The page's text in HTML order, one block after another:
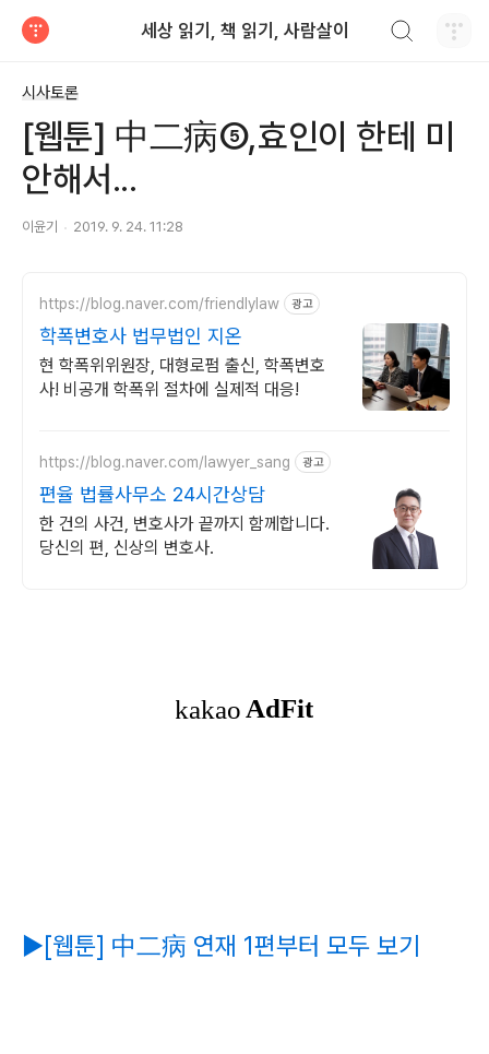
세상 읽기, 책 읽기, 사람살이
시사토론
[웹툰] 中二病⑤,효인이 한테 미
안해서...
이윤기 2019. 9. 24. 11:28
https://blog.naver.com/friendlylaw 광고
학폭변호사 법무법인 지온
현 학폭위위원장, 대형로펌 출신, 학폭변호
사! 비공개 학폭위 절차에 실제적 대응!
https://blog.naver.com/lawyer_sang 광고
편율 법률사무소 24시간상담
한 건의 사건, 변호사가 끝까지 함께합니다.
당신의 편, 신상의 변호사.
▶[웹툰] 中二病 연재 1편부터 모두 보기